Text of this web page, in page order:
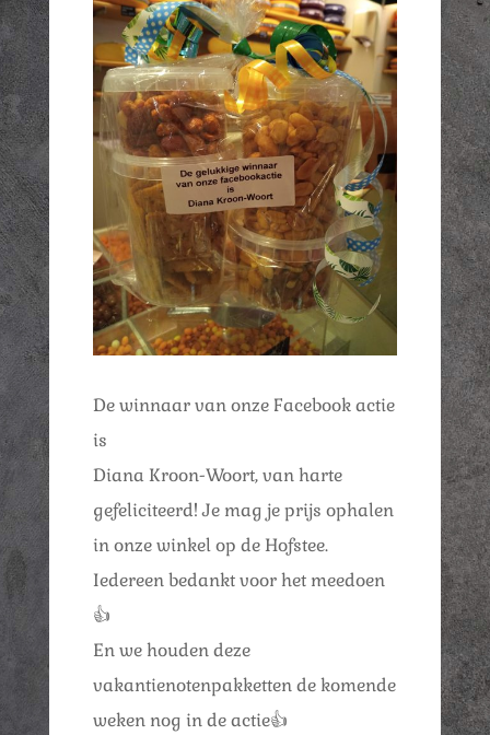
De winnaar van onze Facebook actie
is
Diana Kroon-Woort, van harte
gefeliciteerd! Je mag je prijs ophalen
in onze winkel op de Hofstee.
Iedereen bedankt voor het meedoen
👍
En we houden deze
vakantienotenpakketten de komende
weken nog in de actie👍